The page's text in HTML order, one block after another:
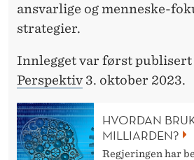
ansvarlige og menneske-
strategier.
Innlegget var først publisert
Perspektiv 3. oktober 2023.
HVORDAN
MILLIARDEN?
Regjeringen har